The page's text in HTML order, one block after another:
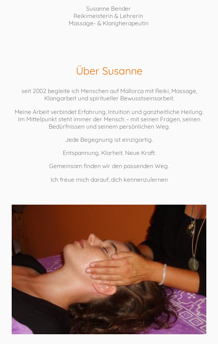
Susanne Bender
Reikimeisterin & Lehrerin
Massage- & Klangherapeutin
Über Susanne
seit 2002 begleite ich Menschen auf Mallorca mit Reiki, Massage,
Klangarbeit und spiritueller Bewusstseinsarbeit.
Meine Arbeit verbindet Erfahrung, Intuition und ganzheitliche Heilung.
Im Mittelpunkt steht immer der Mensch – mit seinen Fragen, seinen
Bedürfnissen und seinem persönlichen Weg.
Jede Begegnung ist einzigartig.
Entspannung. Klarheit. Neue Kraft.
Gemeinsam finden wir den passenden Weg.
Ich freue mich darauf, dich kennenzulernen